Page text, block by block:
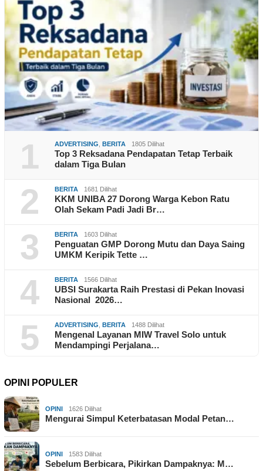
1 ADVERTISING BERITA 1805 Dilihat
Top 3 Reksadana Pendapatan Tetap Terbaik
dalam Tiga Bulan
2 BERITA 1681 Dilihat
KKM UNIBA 27 Dorong Warga Kebon Ratu
Olah Sekam Padi Jadi Br…
3 BERITA 1603 Dilihat
Penguatan GMP Dorong Mutu dan Daya Saing
UMKM Keripik Tette …
4 BERITA 1566 Dilihat
UBSI Surakarta Raih Prestasi di Pekan Inovasi
Nasional 2026…
5 ADVERTISING BERITA 1488 Dilihat
Mengenal Layanan MIW Travel Solo untuk
Mendampingi Perjalana…
OPINI POPULER
OPINI 1626 Dilihat
Mengurai Simpul Keterbatasan Modal Petan…
OPINI 1583 Dilihat
Sebelum Berbicara, Pikirkan Dampaknya: M…